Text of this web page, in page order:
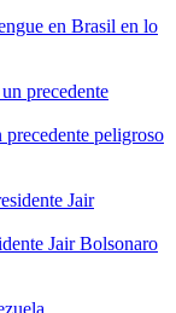
en Brasil en lo
peligroso
Jair Bolsonaro